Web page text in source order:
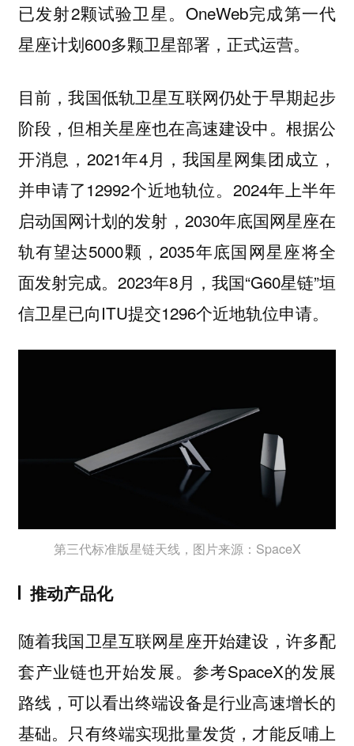
已发射2颗试验卫星。OneWeb完成第一代
星座计划600多颗卫星部署，正式运营。
目前，我国低轨卫星互联网仍处于早期起步
阶段，但相关星座也在高速建设中。根据公
开消息，2021年4月，我国星网集团成立，
并申请了12992个近地轨位。2024年上半年
启动国网计划的发射，2030年底国网星座在
轨有望达5000颗，2035年底国网星座将全
面发射完成。2023年8月，我国“G60星链”垣
信卫星已向ITU提交1296个近地轨位申请。
第三代标准版星链天线，图片来源：SpaceX
推动产品化
随着我国卫星互联网星座开始建设，许多配
套产业链也开始发展。参考SpaceX的发展
路线，可以看出终端设备是行业高速增长的
基础。只有终端实现批量发货，才能反哺上